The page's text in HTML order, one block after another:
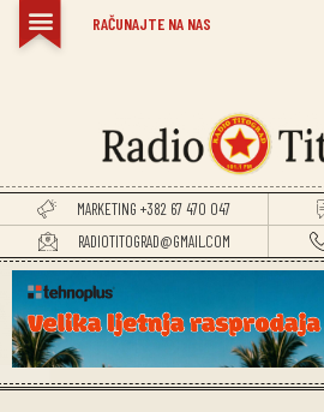
RAČUNAJTE NA NAS
MARKETING +382 67 470 047
RADIOTITOGRAD@GMAIL.COM